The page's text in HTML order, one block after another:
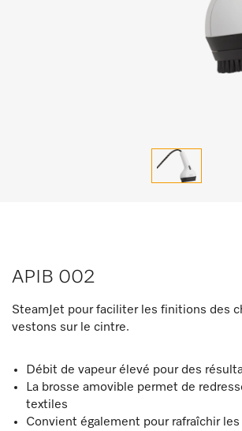
APIB 002
SteamJet pour faciliter les finitions des
vestons sur le cintre.
Débit de vapeur élevé pour des
La brosse amovible permet de
textiles
Convient également pour rafraîchir